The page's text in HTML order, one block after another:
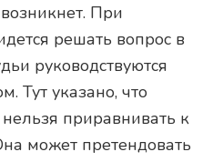
При
решать вопрос в
руководствуются
Тут указано, что
приравнивать к
может претендовать